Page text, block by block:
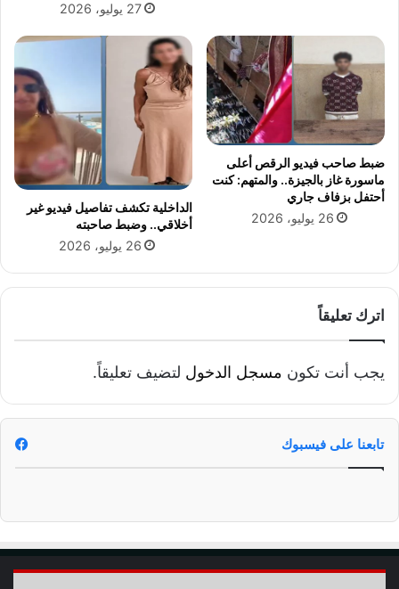
م
ر
27 يوليو، 2026
ضبط صاحب فيديو الرقص أعلى
ماسورة غاز بالجيزة.. والمتهم: كنت
أحتفل بزفاف جاري
26 يوليو، 2026
الداخلية تكشف تفاصيل فيديو غير
أخلاقي.. وضبط صاحبته
26 يوليو، 2026
اترك تعليقاً
يجب أنت تكون مسجل الدخول لتضيف تعليقاً.
تابعنا على فيسبوك